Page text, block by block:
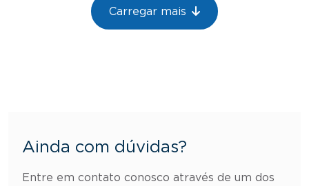
Carregar mais
Ainda com dúvidas?
Entre em contato conosco através de um dos